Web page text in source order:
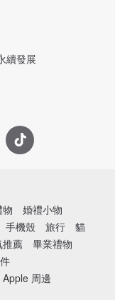
續發展
婚禮小物
手機殼 旅行
貓
推薦
畢業禮物
Apple 周邊